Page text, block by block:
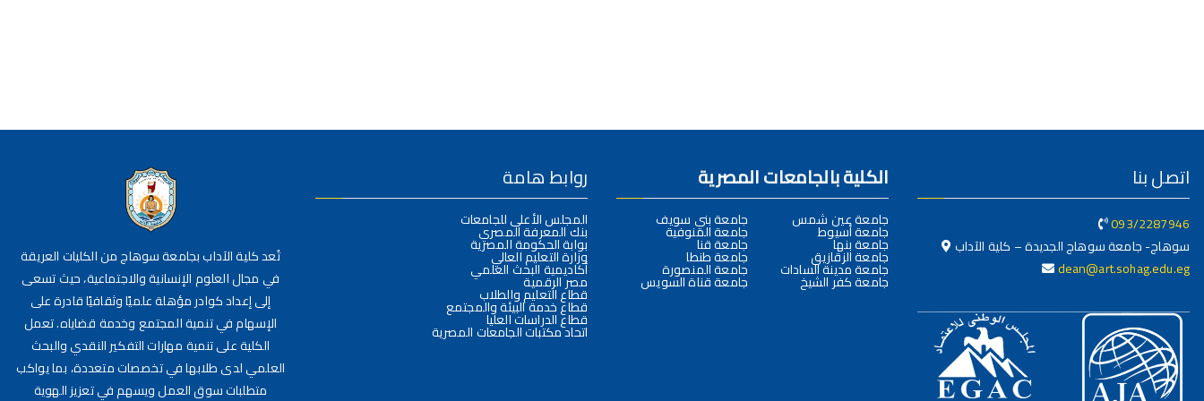
تُعد كلية الآداب بجامعة سوهاج من الكليات العريقة
في مجال العلوم الإنسانية والاجتماعية، حيث تسعى
إلى إعداد كوادر مؤهلة علميًا وثقافيًا قادرة على
الإسهام في تنمية المجتمع وخدمة قضاياه. تعمل
الكلية على تنمية مهارات التفكير النقدي والبحث
العلمي لدى طلابها في تخصصات متعددة، بما يواكب
متطلبات سوق العمل ويسهم في تعزيز الهوية
روابط هامة
المجلس الأعلى للجامعات
بنك المعرفة المصري
بوابة الحكومة المصرية
وزارة التعليم العالي
أكاديمية البحث العلمي
مصر الرقمية
قطاع التعليم والطلاب
قطاع خدمة البيئة والمجتمع
قطاع الدراسات العليا
اتحاد مكتبات الجامعات المصرية
الكلية بالجامعات المصرية
جامعة عين شمس
جامعة أسيوط
جامعة بنها
جامعة الزقازيق
جامعة مدينة السادات
جامعة كفر الشيخ
جامعة بني سويف
جامعة المنوفية
جامعة قنا
جامعة طنطا
جامعة المنصورة
جامعة قناة السويس
اتصل بنا
093/2287946
سوهاج- جامعة سوهاج الجديدة – كلية الآداب
dean@art.sohag.edu.eg